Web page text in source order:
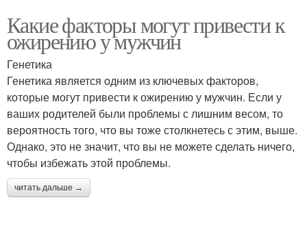
Какие факторы могут привести к
ожирению у мужчин
Генетика
Генетика является одним из ключевых факторов,
которые могут привести к ожирению у мужчин. Если у
ваших родителей были проблемы с лишним весом, то
вероятность того, что вы тоже столкнетесь с этим, выше.
Однако, это не значит, что вы не можете сделать ничего,
чтобы избежать этой проблемы.
читать дальше →